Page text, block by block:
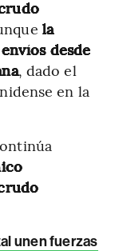
la
desde
, dado el
en la
unen fuerzas